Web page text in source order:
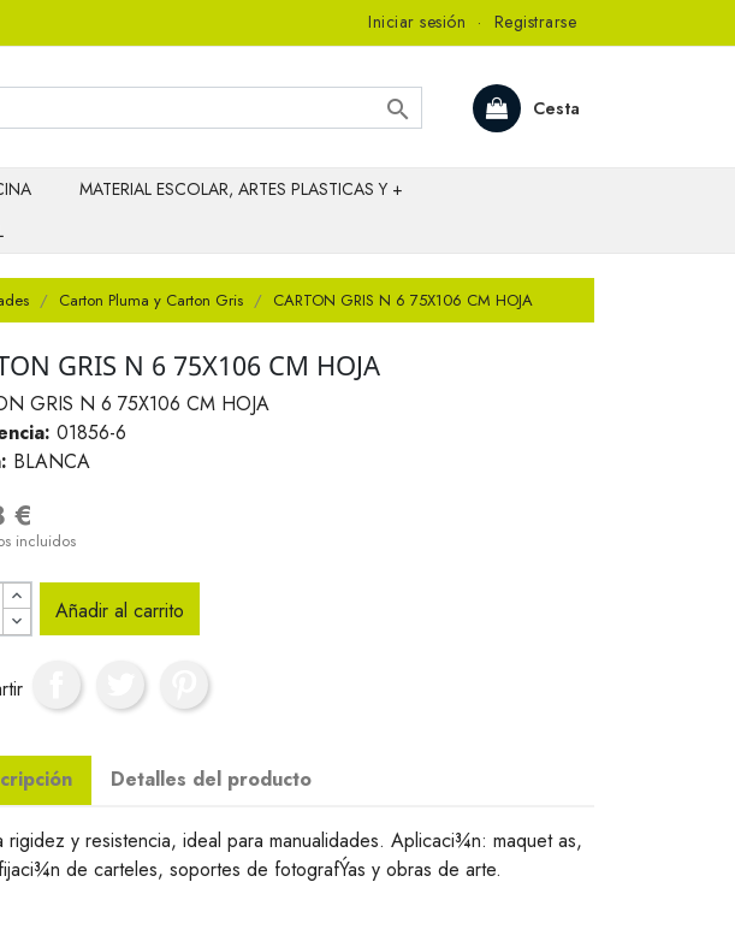
Iniciar sesión · Registrarse
Cesta

MATERIAL ESCOLAR, ARTES PLASTICAS Y +
Carton Pluma y Carton Gris CARTON GRIS N 6 75X106 CM HOJA
GRIS N 6 75X106 CM HOJA
GRIS N 6 75X106 CM HOJA
01856-6
BLANCA
€
incluidos
Añadir al carrito
Detalles del producto
rigidez y resistencia, ideal para manualidades. Aplicaci¾n: maquet as,
de carteles, soportes de fotografÝas y obras de arte.